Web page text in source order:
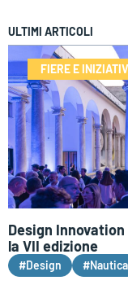
ULTIMI ARTICOLI
FIERE E
Design
la VII edizione
#Design #Nautica